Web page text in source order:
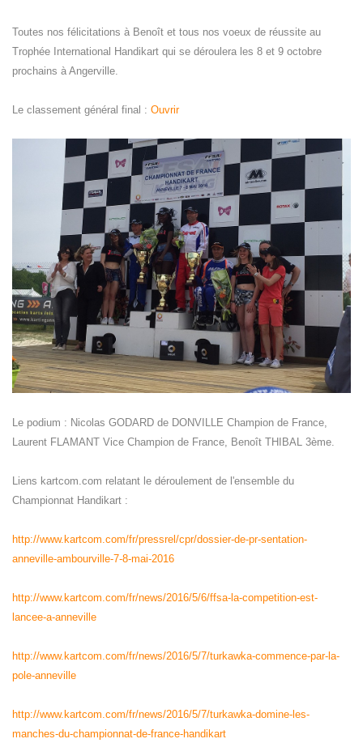
Toutes nos félicitations à Benoît et tous nos voeux de réussite au
Trophée International Handikart qui se déroulera les 8 et 9 octobre
prochains à Angerville.
Le classement général final : Ouvrir
Le podium : Nicolas GODARD de DONVILLE Champion de France,
Laurent FLAMANT Vice Champion de France, Benoît THIBAL 3ème.
Liens kartcom.com relatant le déroulement de l'ensemble du
Championnat Handikart :
http://www.kartcom.com/fr/pressrel/cpr/dossier-de-pr-sentation-
anneville-ambourville-7-8-mai-2016
http://www.kartcom.com/fr/news/2016/5/6/ffsa-la-competition-est-
lancee-a-anneville
http://www.kartcom.com/fr/news/2016/5/7/turkawka-commence-par-la-
pole-anneville
http://www.kartcom.com/fr/news/2016/5/7/turkawka-domine-les-
manches-du-championnat-de-france-handikart